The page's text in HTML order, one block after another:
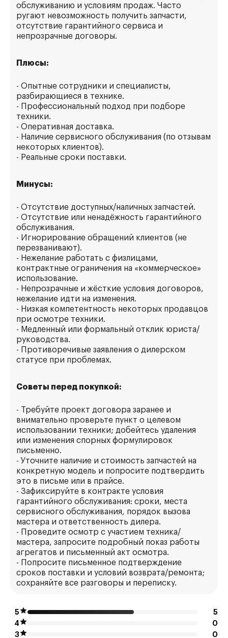
обслуживанию и условиям продаж. Часто
ругают невозможность получить запчасти,
отсутствие гарантийного сервиса и
непрозрачные договоры.
Плюсы:
- Опытные сотрудники и специалисты,
разбирающиеся в технике.
- Профессиональный подход при подборе
техники.
- Оперативная доставка.
- Наличие сервисного обслуживания (по отзывам
некоторых клиентов).
- Реальные сроки поставки.
Минусы:
- Отсутствие доступных/наличных запчастей.
- Отсутствие или ненадёжность гарантийного
обслуживания.
- Игнорирование обращений клиентов (не
перезванивают).
- Нежелание работать с физлицами,
контрактные ограничения на «коммерческое»
использование.
- Непрозрачные и жёсткие условия договоров,
нежелание идти на изменения.
- Низкая компетентность некоторых продавцов
при осмотре техники.
- Медленный или формальный отклик юриста/
руководства.
- Противоречивые заявления о дилерском
статусе при проблемах.
Советы перед покупкой:
- Требуйте проект договора заранее и
внимательно проверьте пункт о целевом
использовании техники; добейтесь удаления
или изменения спорных формулировок
письменно.
- Уточните наличие и стоимость запчастей на
конкретную модель и попросите подтвердить
это в письме или в прайсе.
- Зафиксируйте в контракте условия
гарантийного обслуживания: сроки, места
сервисного обслуживания, порядок вызова
мастера и ответственность дилера.
- Проведите осмотр с участием техника/
мастера, запросите подробный показ работы
агрегатов и письменный акт осмотра.
- Попросите письменное подтверждение
сроков поставки и условий возврата/ремонта;
сохраняйте все разговоры и переписку.
5
5
4
0
3
0